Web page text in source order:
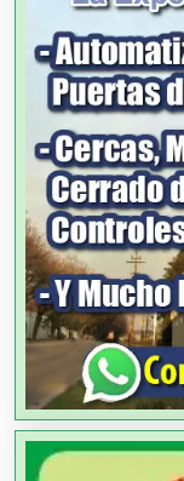
Alquiler
Alquiler
Alquiler
Alquiler